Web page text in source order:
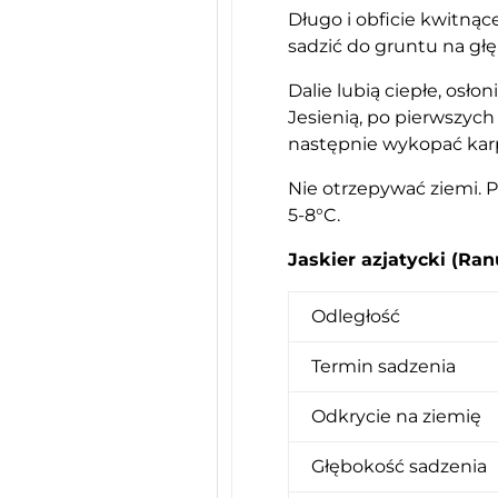
Długo i obficie
sadzić do gruntu na
Dalie lubią ciepłe,
Jesienią, po
następnie wykopać
Nie otrzepywać ziemi.
5-8°C.
Jaskier azjatycki
Odległość
Termin sadzenia
Odkrycie na ziemię
Głębokość sadzenia